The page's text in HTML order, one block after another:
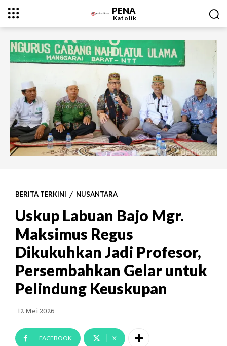
PENA
Katolik
BERITA TERKINI NUSANTARA
Uskup Labuan Bajo Mgr.
Maksimus Regus
Dikukuhkan Jadi Profesor,
Persembahkan Gelar untuk
Pelindung Keuskupan
12 Mei 2026
FACEBOOK X